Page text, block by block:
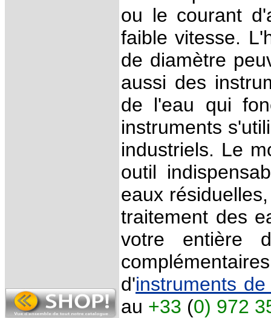
ou le courant
faible vitesse.
de diamètre
aussi des
de l'eau qui
instruments
industriels. Le
outil
eaux
traitement des
votre entière
d'instruments
au +33 (0) 972